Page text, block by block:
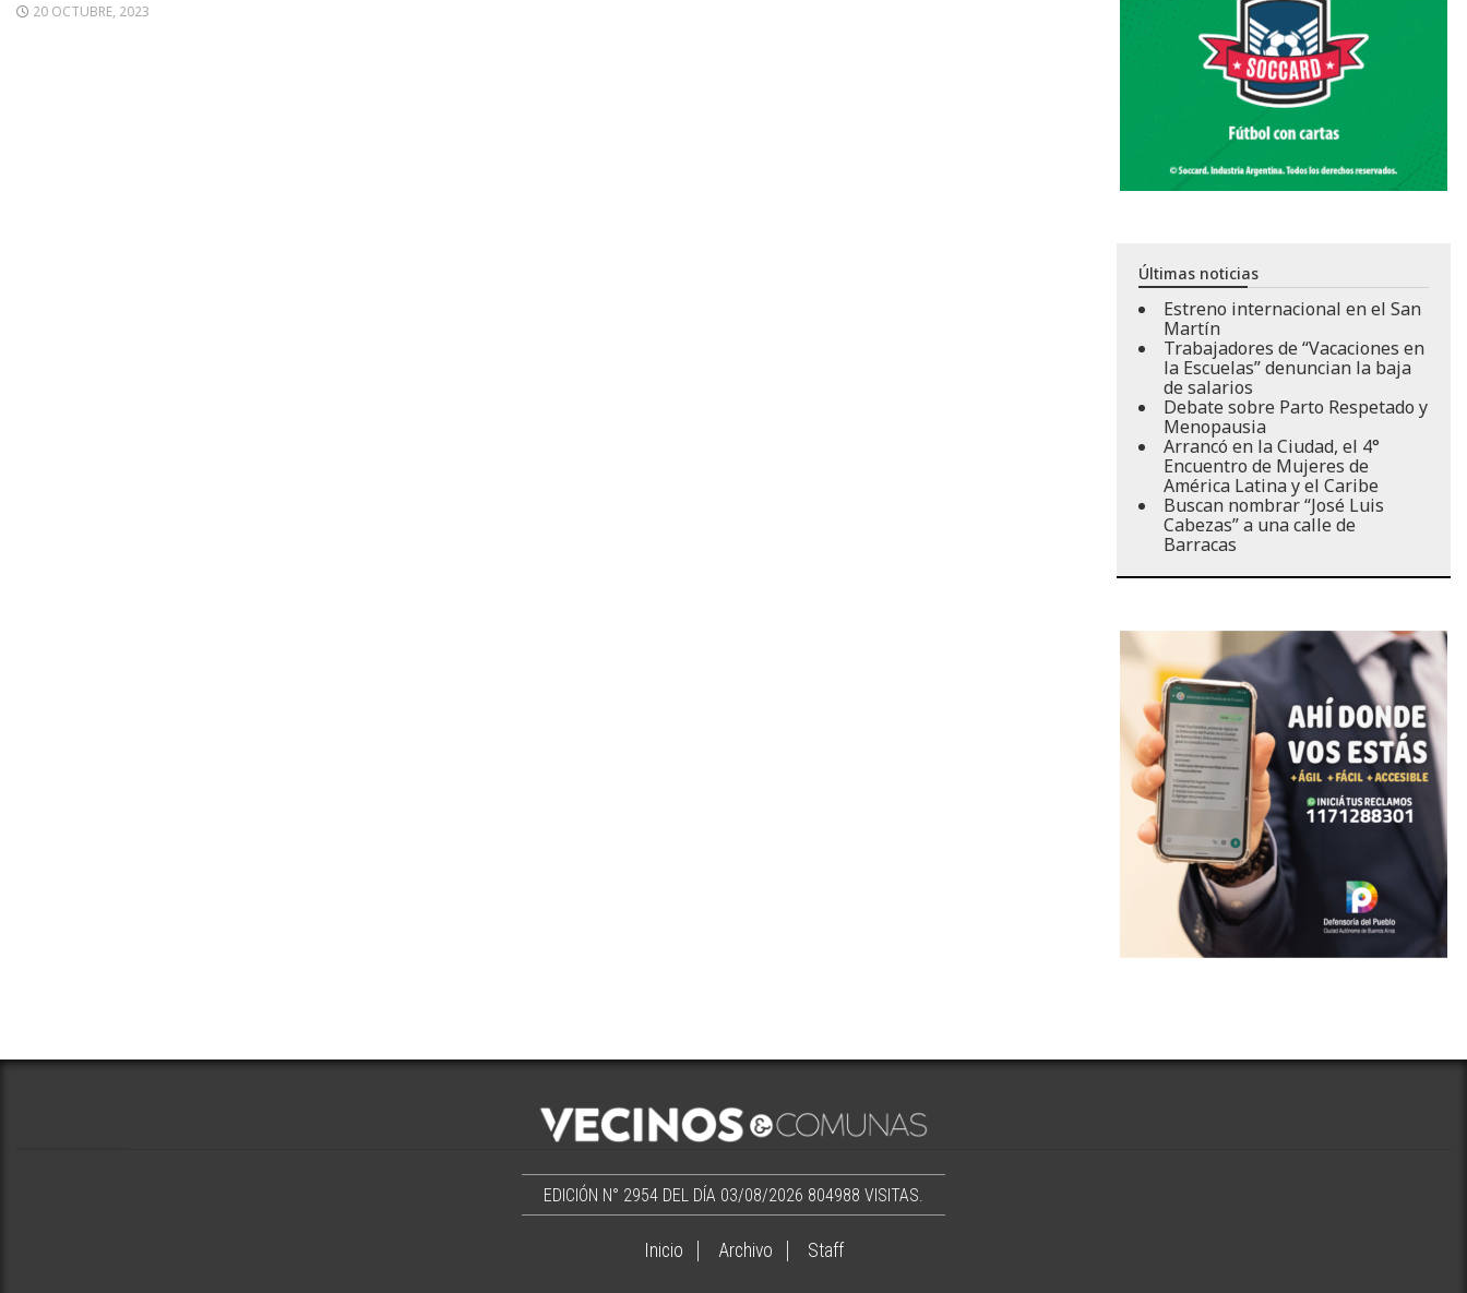
20 OCTUBRE, 2023
Últimas noticias
Estreno internacional en el San
Martín
Trabajadores de “Vacaciones en
la Escuelas” denuncian la baja
de salarios
Debate sobre Parto Respetado y
Menopausia
Arrancó en la Ciudad, el 4°
Encuentro de Mujeres de
América Latina y el Caribe
Buscan nombrar “José Luis
Cabezas” a una calle de
Barracas
EDICIÓN N° 2954 DEL DÍA 03/08/2026 804988 VISITAS.
Inicio Archivo Staff